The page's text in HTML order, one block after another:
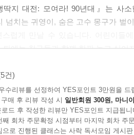
딱지 대전: 모여라! 90년대』는 사
넘치는 귀영이, 숨은 고수 몽구가 벌
뒤에는 친구들과 함께 한판 놀고 싶어
: 모여라! 90년대』에서는
흥미진진한 대전 이야기로 풀어냈
법과 기술을 자연스럽게 익힐 수 있
마음을 불러일으킵니다. 추억의 놀
건)
수리뷰를 선정하여 YES포인트 3만원을 드
매 후 리뷰 작성 시 일반회원 300원, 마니
드 후 작성한 리뷰만 YES포인트 지급됩니
째 회차 주문확정 시점부터 마지막 회차 주
으로 진행된 클래스는 사락 독서모임 게시